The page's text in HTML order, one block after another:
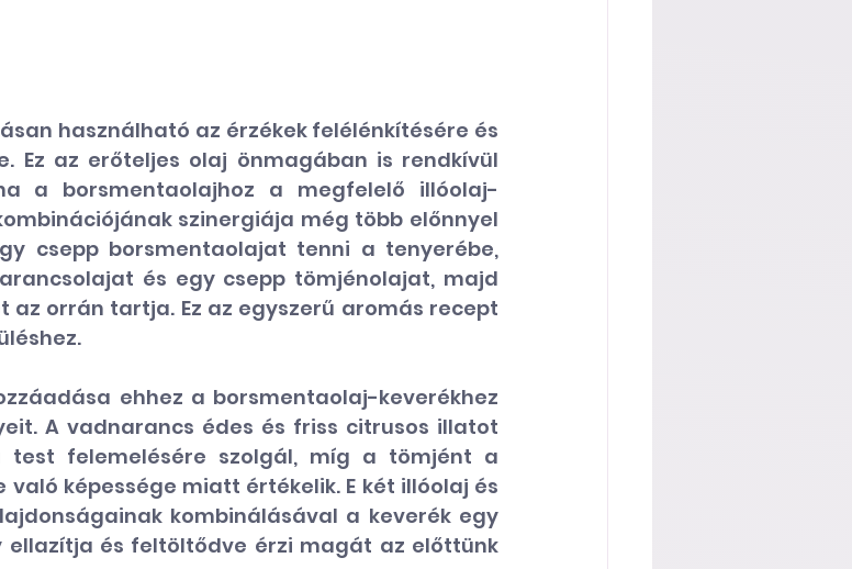
használható az érzékek felélénkítésére és
Ez az erőteljes olaj önmagában is rendkívül
a borsmentaolajhoz a megfelelő illóolaj-
szinergiája még több előnnyel
csepp borsmentaolajat tenni a tenyerébe,
és egy csepp tömjénolajat, majd
az orrán tartja. Ez az egyszerű aromás recept
ehhez a borsmentaolaj-keverékhez
A vadnarancs édes és friss citrusos illatot
felemelésére szolgál, míg a tömjént a
képessége miatt értékelik. E két illóolaj és
kombinálásával a keverék egy
ellazítja és feltöltődve érzi magát az előttünk